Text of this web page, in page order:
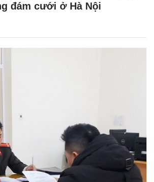
đám cưới ở Hà Nội